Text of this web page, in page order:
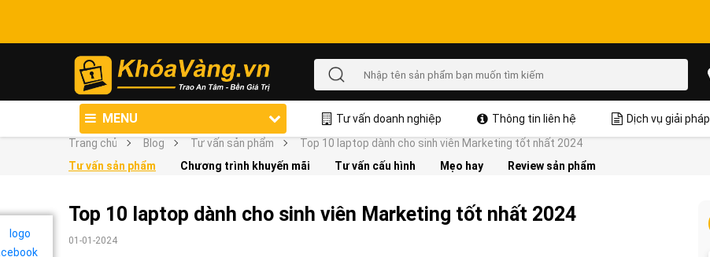
MENU Tư vấn doanh nghiệp Thông tin liên hệ Dịch vụ giải pháp
Trang chủ
Blog Tư vấn sản phẩm
Top 10 laptop dành cho sinh viên Marketing tốt nhất 2024
Tư vấn sản phẩm
Chương trình khuyến mãi Tư vấn cấu hình Mẹo hay Review sản phẩm
Top 10 laptop dành cho sinh viên Marketing tốt nhất 2024
01-01-2024